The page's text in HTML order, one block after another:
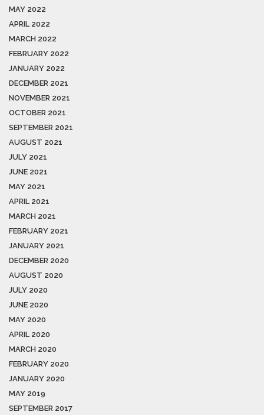
MAY 2022
APRIL 2022
MARCH 2022
FEBRUARY 2022
JANUARY 2022
DECEMBER 2021
NOVEMBER 2021
OCTOBER 2021
SEPTEMBER 2021
AUGUST 2021
JULY 2021
JUNE 2021
MAY 2021
APRIL 2021
MARCH 2021
FEBRUARY 2021
JANUARY 2021
DECEMBER 2020
AUGUST 2020
JULY 2020
JUNE 2020
MAY 2020
APRIL 2020
MARCH 2020
FEBRUARY 2020
JANUARY 2020
MAY 2019
SEPTEMBER 2017